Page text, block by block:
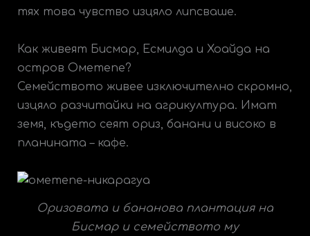
тях това чувство изцяло липсваше.
Как живеят Бисмар, Есмилда и Хоайда на
остров Ометепе?
Семейството живее изключително скромно,
изцяло разчитайки на агрикултура. Имат
земя, където сеят ориз, банани и високо в
планината – кафе.
Оризовата и бананова плантация на
Бисмар и семейството му